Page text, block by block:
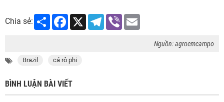
Chia sẻ: Share Facebook
X Telegram
Viber
Nguồn: agroemcampo
Brazil cá rô phi
BÌNH LUẬN BÀI VIẾT